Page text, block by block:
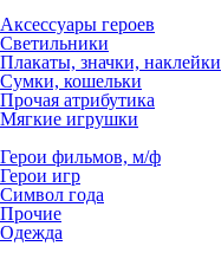
Аксессуары героев
Светильники
Плакаты, значки, наклейки
Сумки, кошельки
Прочая атрибутика
Мягкие игрушки
Герои фильмов, м/ф
Герои игр
Символ года
Прочие
Одежда